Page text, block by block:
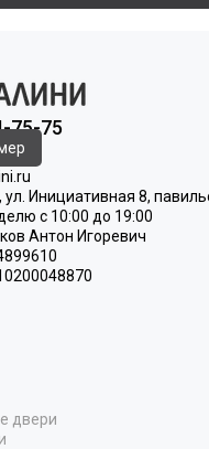
75-75
ул. Инициативная 8,
с 10:00 до 19:00
Антон Игоревич
двери